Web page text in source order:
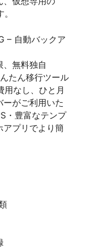
– 自動バックア
、無料独自
たん移行ツール
用なし、ひと月
がご利用いた
・豊富なテンプ
アプリでより簡